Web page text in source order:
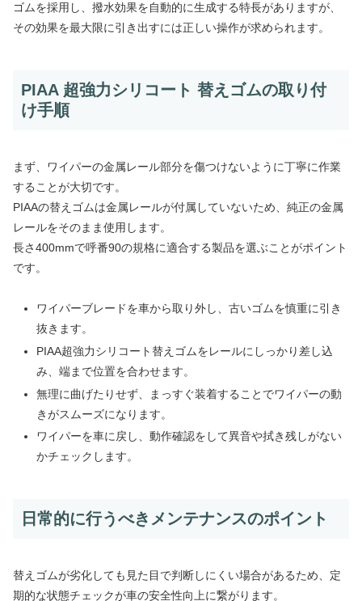
ゴムを採用し、撥水効果を自動的に生成する特長がありますが、
その効果を最大限に引き出すには正しい操作が求められます。
PIAA 超強力シリコート 替えゴムの取り付
け手順
まず、ワイパーの金属レール部分を傷つけないように丁寧に作業
することが大切です。
PIAAの替えゴムは金属レールが付属していないため、純正の金属
レールをそのまま使用します。
長さ400mmで呼番90の規格に適合する製品を選ぶことがポイント
です。
ワイパーブレードを車から取り外し、古いゴムを慎重に引き
抜きます。
PIAA超強力シリコート替えゴムをレールにしっかり差し込
み、端まで位置を合わせます。
無理に曲げたりせず、まっすぐ装着することでワイパーの動
きがスムーズになります。
ワイパーを車に戻し、動作確認をして異音や拭き残しがない
かチェックします。
日常的に行うべきメンテナンスのポイント
替えゴムが劣化しても見た目で判断しにくい場合があるため、定
期的な状態チェックが車の安全性向上に繋がります。